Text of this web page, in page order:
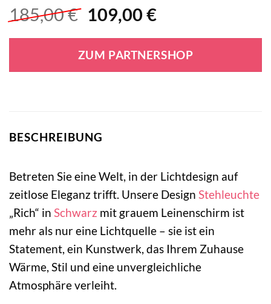
185,00€ Ursprünglicher
war:
185,00 €
109,00 €Aktueller
ist:
109,00 €.
ZUM PARTNERSHOP
BESCHREIBUNG
Betreten Sie eine Welt, in der Lichtdesign auf
zeitlose Eleganz trifft. Unsere Design Stehleuchte
„Rich“ in Schwarz mit grauem Leinenschirm ist
mehr als nur eine Lichtquelle – sie ist ein
Statement, ein Kunstwerk, das Ihrem Zuhause
Wärme, Stil und eine unvergleichliche
Atmosphäre verleiht.